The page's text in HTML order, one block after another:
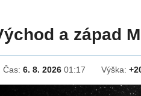
a západ
Čas:6. 8. 2026 01:17 Výška: